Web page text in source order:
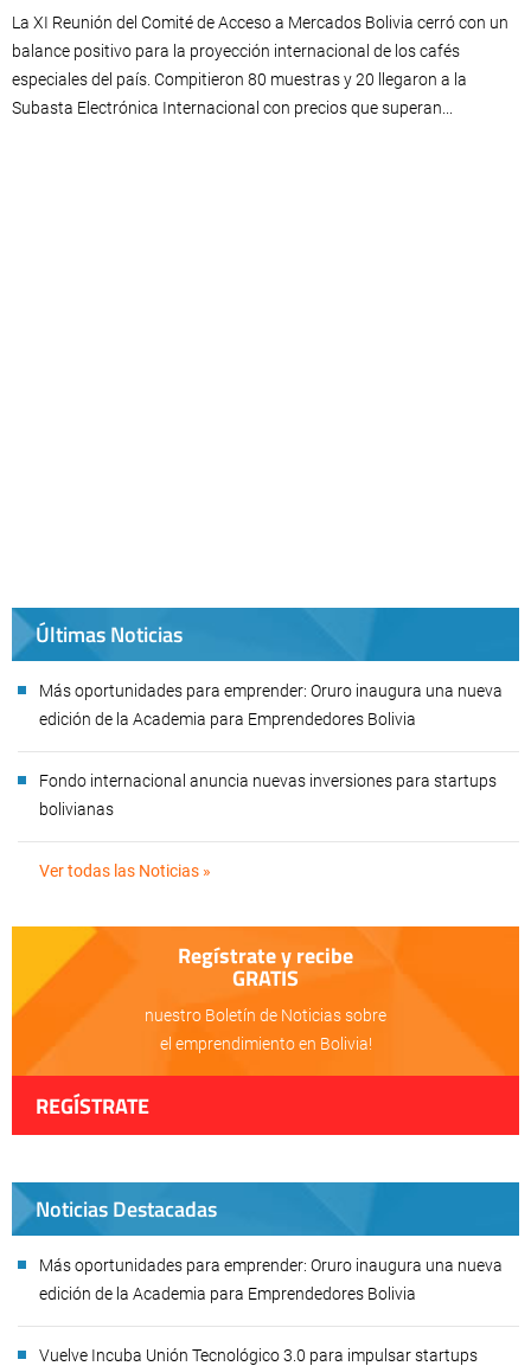
La XI Reunión del Comité de Acceso a Mercados Bolivia cerró con un
balance positivo para la proyección internacional de los cafés
especiales del país. Compitieron 80 muestras y 20 llegaron a la
Subasta Electrónica Internacional con precios que superan...
Últimas Noticias
Más oportunidades para emprender: Oruro inaugura una nueva
edición de la Academia para Emprendedores Bolivia
Fondo internacional anuncia nuevas inversiones para startups
bolivianas
Ver todas las Noticias »
Regístrate y recibe
GRATIS
nuestro Boletín de Noticias sobre
el emprendimiento en Bolivia!
REGÍSTRATE
Noticias Destacadas
Más oportunidades para emprender: Oruro inaugura una nueva
edición de la Academia para Emprendedores Bolivia
Vuelve Incuba Unión Tecnológico 3.0 para impulsar startups